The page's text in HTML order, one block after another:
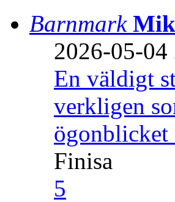
Barnmark
2026-05-04
En väldigt
verkligen
ögonblicket
Finisa
5